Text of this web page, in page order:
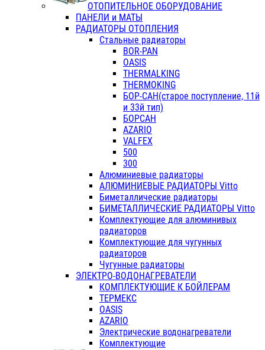
ОТОПИТЕЛЬНОЕ ОБОРУДОВАНИЕ
ПАНЕЛИ и МАТЫ
РАДИАТОРЫ ОТОПЛЕНИЯ
Стальные радиаторы
BOR-PAN
OASIS
THERMALKING
THERMOKING
БОР-САН(старое поступление, 11й
и 33й тип)
БОРСАН
AZARIO
VALFEX
500
300
Алюминиевые радиаторы
АЛЮМИНИЕВЫЕ РАДИАТОРЫ Vitto
Биметаллические радиаторы
БИМЕТАЛЛИЧЕСКИЕ РАДИАТОРЫ Vitto
Комплектующие для алюминивых
радиаторов
Комплектующие для чугунных
радиаторов
Чугунные радиаторы
ЭЛЕКТРО-ВОДОНАГРЕВАТЕЛИ
КОМПЛЕКТУЮЩИЕ К БОЙЛЕРАМ
ТЕРМЕКС
OASIS
AZARIO
Электрические водонагреватели
Комплектующие